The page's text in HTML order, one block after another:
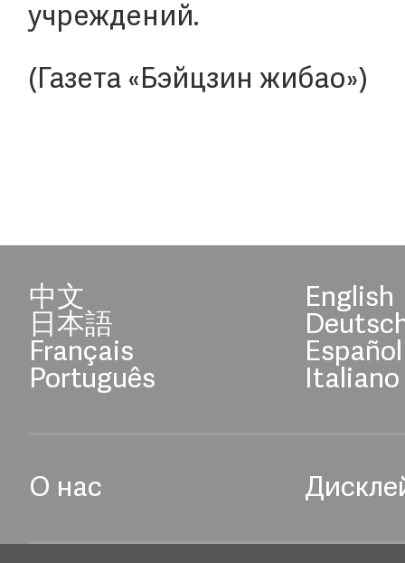
учреждений.
(Газета «Бэйцзин жибао»)
中文 English
日本語
Français Español
Português Italiano
О нас